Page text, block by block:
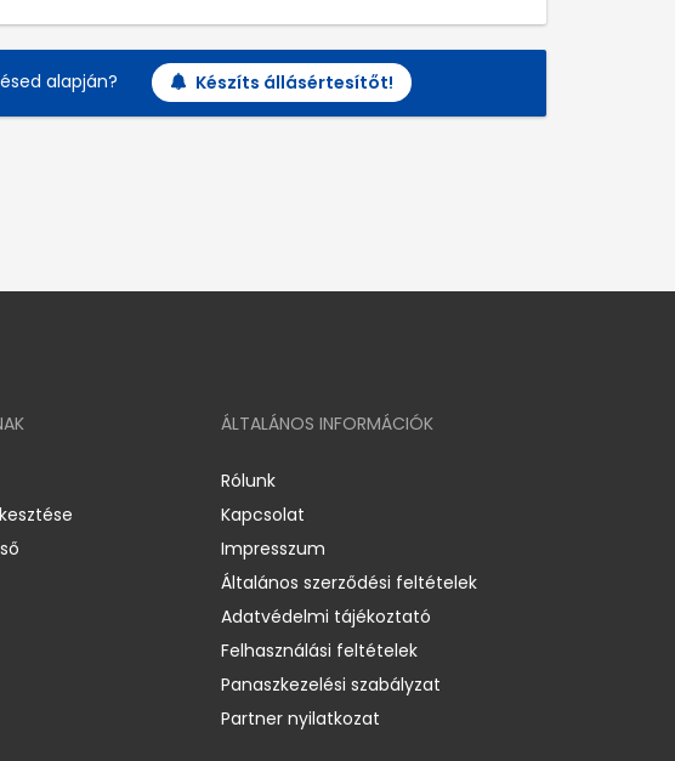
alapján? Készíts állásértesítőt!
ÁLTALÁNOS INFORMÁCIÓK
Rólunk
Kapcsolat
Impresszum
Általános szerződési feltételek
Adatvédelmi tájékoztató
Felhasználási feltételek
Panaszkezelési szabályzat
Partner nyilatkozat